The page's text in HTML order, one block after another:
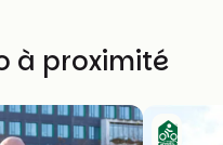
à proximité